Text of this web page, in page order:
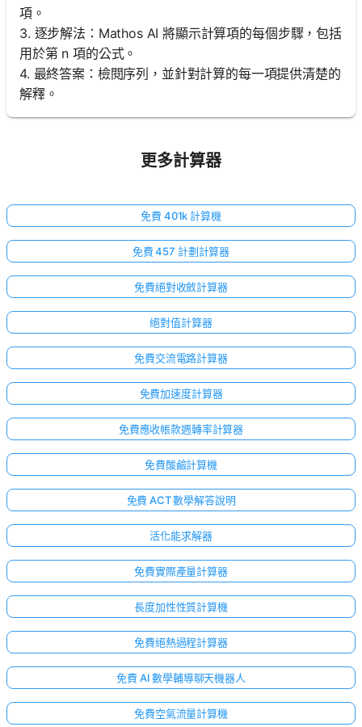
問
題
提
出
您
的
項。
3. 逐步解法：Mathos AI 將顯示計算項的每個步驟，包括
用於第 n 項的公式。
4. 最終答案：檢閱序列，並針對計算的每一項提供清楚的
解釋。
更多計算器
免費 401k 計算機
免費 457 計劃計算器
免費絕對收斂計算器
絕對值計算器
免費交流電路計算器
免費加速度計算器
免費應收帳款週轉率計算器
免費酸鹼計算機
免費 ACT 數學解答說明
活化能求解器
免費實際產量計算器
長度加性性質計算機
免費絕熱過程計算器
免費 AI 數學輔導聊天機器人
免費空氣流量計算機